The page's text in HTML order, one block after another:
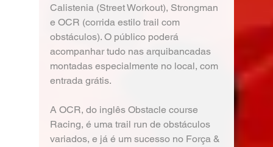
Calistenia (Street Workout), Strongman
e OCR (corrida estilo trail com
obstáculos). O público poderá
acompanhar tudo nas arquibancadas
montadas especialmente no local, com
entrada grátis.
A OCR, do inglês Obstacle course
Racing, é uma trail run de obstáculos
variados, e já é um sucesso no Força &